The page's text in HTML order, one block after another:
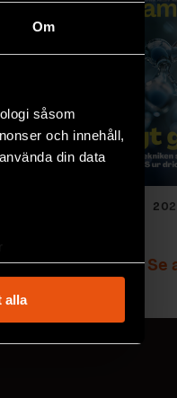
Om
såsom
och innehåll,
din data
. Du kan ändra
alla
Se